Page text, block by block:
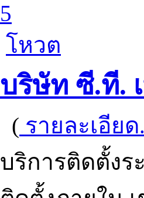
5
โหวต
บริษัท ซี.ที.
( รายละเอียด
บริการติดตั้งร